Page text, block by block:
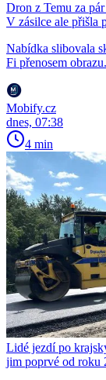
Dron z Temu za
V zásilce ale přišla
Nabídka slibovala
Fi přenosem
Mobify.cz
dnes, 07:38
4 min
Lidé jezdí po
jim poprvé od roku